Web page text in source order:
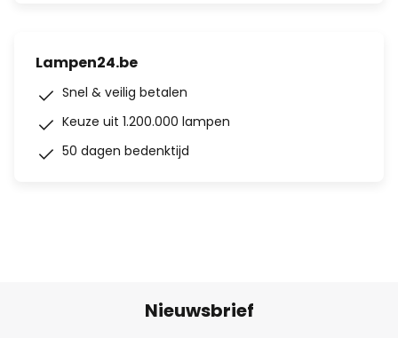
Lampen24.be
Snel & veilig betalen
Keuze uit 1.200.000 lampen
50 dagen bedenktijd
Nieuwsbrief